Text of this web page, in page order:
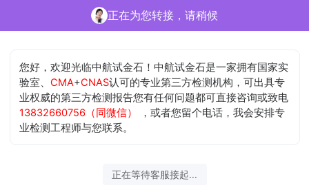
正在为您转接，请稍候
您好，欢迎光临中航试金石！中航试金石是一家拥有国家实
验室、CMA+CNAS认可的专业第三方检测机构，可出具专
业权威的第三方检测报告您有任何问题都可直接咨询或致电
13832660756（同微信）
，或者您留个电话，我会安排专
业检测工程师与您联系。
正在等待客服接起...